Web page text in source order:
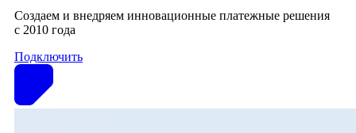
Создаем и внедряем инновационные платежные решения
с 2010 года
Подключить